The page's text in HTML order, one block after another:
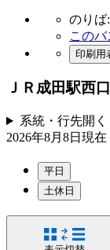
のりば:
この
印刷用
ＪＲ成田駅西
系統・行先開く
2026年8月8日 現在
平日
土休日